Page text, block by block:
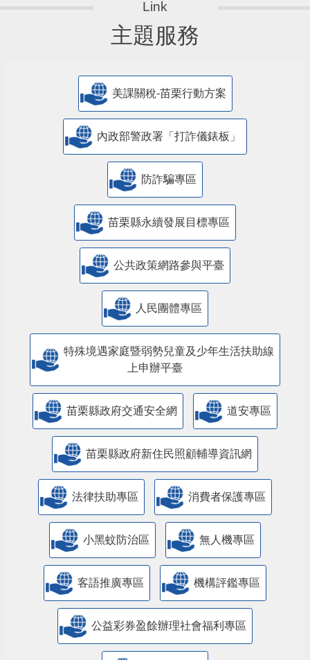
主題服務
美課關稅-苗栗行動方案
內政部警政署「打詐儀錶板」
防詐騙專區
苗栗縣永續發展目標專區
公共政策網路參與平臺
人民團體專區
特殊境遇家庭暨弱勢兒童及少年生活扶助線
上申辦平臺
苗栗縣政府交通安全網 道安專區
苗栗縣政府新住民照顧輔導資訊網
法律扶助專區 消費者保護專區
小黑蚊防治區 無人機專區
客語推廣專區 機構評鑑專區
公益彩券盈餘辦理社會福利專區